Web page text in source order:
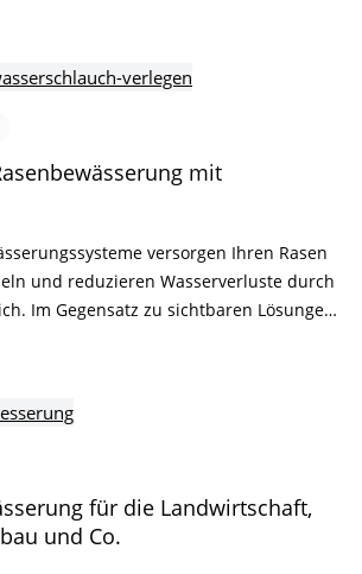
während starker
nachhaltige
mit Wasser. Förderprogramme
Unternehmen sowie öffentliche
mit
versorgen Ihren Rasen
und reduzieren Wasserverluste durch
Im Gegensatz zu sichtbaren Lösungen
Kommunen, Hotels oder Facility
unterirdische Rasenbewässerug ein
für die Landwirtschaft,
und Co.